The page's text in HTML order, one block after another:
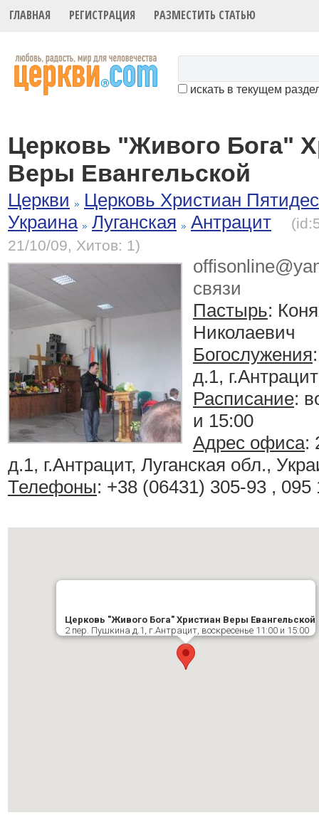
ГЛАВНАЯ РЕГИСТРАЦИЯ РАЗМЕСТИТЬ СТАТЬЮ
искать в текущем
Церковь "Живого Бога"
Веры Евангельской
Церкви
Церковь Христиан
Украина
Луганская Антрацит
21/10/09, Хитов: 1)
связи
Пастырь:
Николаевич
Богослужения
д.1, г.Антрацит
Расписание:
и 15:00
Адрес офиса:
д.1, г.Антрацит, Луганская обл.,
Телефоны: +38 (06431) 305-93 , 095
Церковь "Живого Бога" Христиан Веры Евангельской
2 пер. Пушкина д.1, г.Антрацит, воскресенье 11:00 и 15:00